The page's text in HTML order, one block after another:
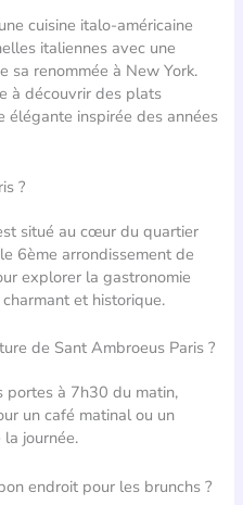
cuisine italo-américaine
italiennes avec une
sa renommée à New York.
à découvrir des plats
élégante inspirée des années
?
situé au cœur du quartier
6ème arrondissement de
explorer la gastronomie
et historique.
de Sant Ambroeus Paris ?
portes à 7h30 du matin,
un café matinal ou un
journée.
endroit pour les brunchs ?